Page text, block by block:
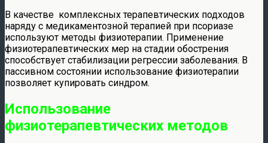
В качестве комплексных терапевтических подходов
наряду с медикаментозной терапией при псориазе
используют методы физиотерапии. Применение
физиотерапевтических мер на стадии обострения
способствует стабилизации регрессии заболевания. В
пассивном состоянии использование физиотерапии
позволяет купировать синдром.
Использование
физиотерапевтических методов